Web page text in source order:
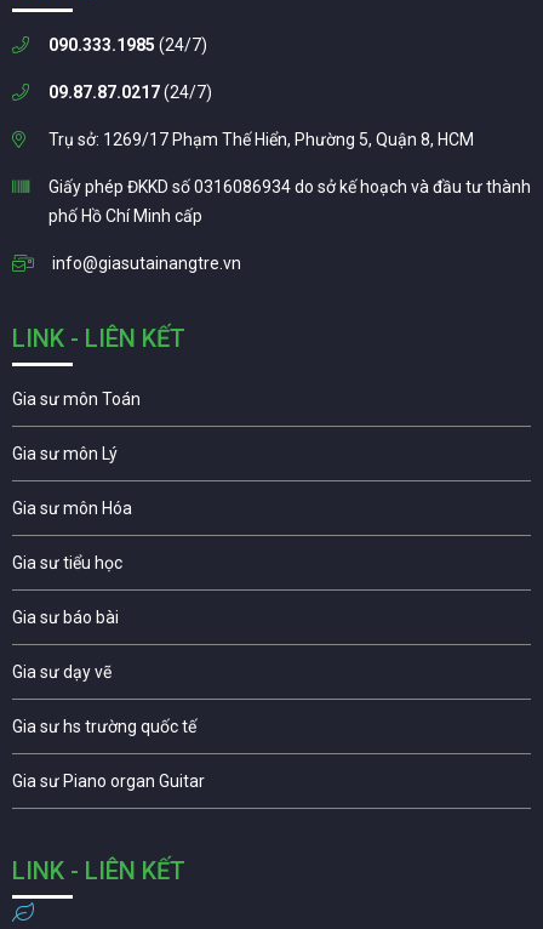
090.333.1985 (24/7)
09.87.87.0217(24/7)
Trụ sở: 1269/17 Phạm Thế Hiển, Phường 5, Quận 8, HCM
Giấy phép ĐKKD số 0316086934 do sở kế hoạch và đầu tư thành
phố Hồ Chí Minh cấp
info@giasutainangtre.vn
LINK - LIÊN KẾT
Gia sư môn Toán
Gia sư môn Lý
Gia sư môn Hóa
Gia sư tiểu học
Gia sư báo bài
Gia sư dạy vẽ
Gia sư hs trường quốc tế
Gia sư Piano organ Guitar
LINK - LIÊN KẾT